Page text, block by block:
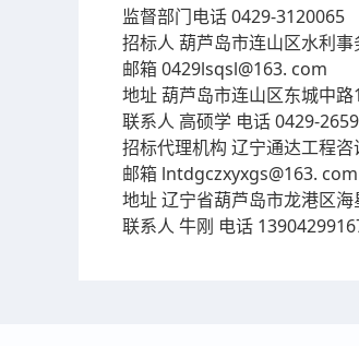
监督部门电话 0429-3120065
招标人 葫芦岛市连山区水利
邮箱 0429lsqsl@163. com
地址 葫芦岛市连山区东城中路
联系人 高硕学 电话 0429-
招标代理机构 辽宁通达工程咨
邮箱 lntdgczxyxgs@163. com
地址 辽宁省葫芦岛市龙港区
联系人 牛刚 电话